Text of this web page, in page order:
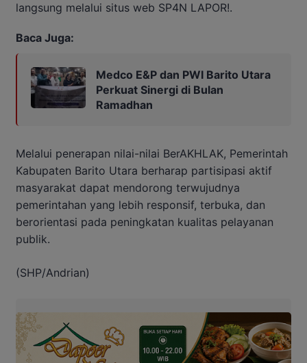
langsung melalui situs web SP4N LAPOR!.
Baca Juga:
Medco E&P dan PWI Barito Utara
Perkuat Sinergi di Bulan
Ramadhan
Melalui penerapan nilai-nilai BerAKHLAK, Pemerintah
Kabupaten Barito Utara berharap partisipasi aktif
masyarakat dapat mendorong terwujudnya
pemerintahan yang lebih responsif, terbuka, dan
berorientasi pada peningkatan kualitas pelayanan
publik.
(SHP/Andrian)